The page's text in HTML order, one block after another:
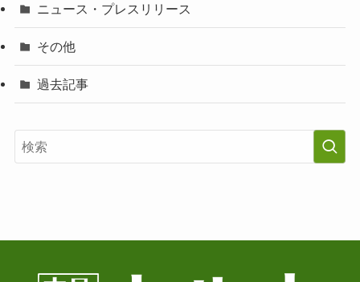
ニュース・プレスリリース
その他
過去記事